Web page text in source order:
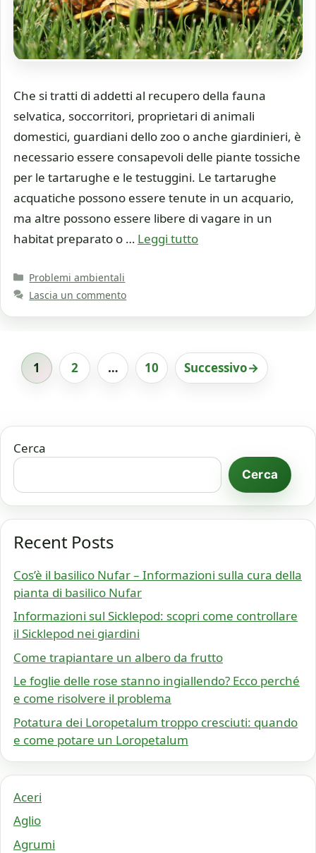
Che si tratti di addetti al recupero della fauna
selvatica, soccorritori, proprietari di animali
domestici, guardiani dello zoo o anche giardinieri, è
necessario essere consapevoli delle piante tossiche
per le tartarughe e le testuggini. Le tartarughe
acquatiche possono essere tenute in un acquario,
ma altre possono essere libere di vagare in un
habitat preparato o … Leggi tutto
Categorie
Problemi ambientali
Lascia un commento
Pagina
1 Pagina
2 … Pagina
10 Successivo→
Cerca
Cerca
Recent Posts
Cos’è il basilico Nufar – Informazioni sulla cura della
pianta di basilico Nufar
Informazioni sul Sicklepod: scopri come controllare
il Sicklepod nei giardini
Come trapiantare un albero da frutto
Le foglie delle rose stanno ingiallendo? Ecco perché
e come risolvere il problema
Potatura dei Loropetalum troppo cresciuti: quando
e come potare un Loropetalum
Aceri
Aglio
Agrumi